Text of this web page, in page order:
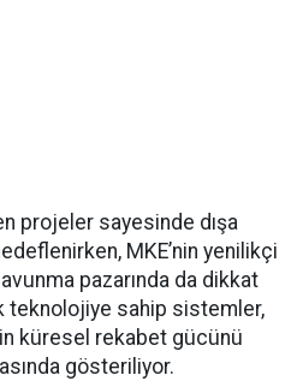
projeler sayesinde dışa
MKE’nin yenilikçi
pazarında da dikkat
teknolojiye sahip sistemler,
küresel rekabet gücünü
gösteriliyor.